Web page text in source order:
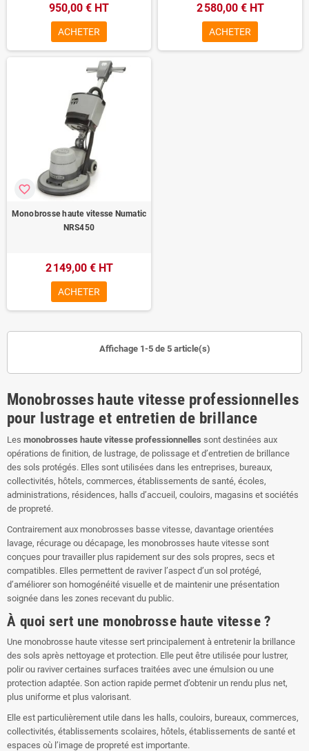
950,00 € HT
ACHETER
2 580,00 € HT
ACHETER
Monobrosse haute vitesse Numatic
NRS450
favorite_border
2 149,00 € HT
ACHETER
Affichage 1-5 de 5 article(s)
Monobrosses haute vitesse professionnelles
pour lustrage et entretien de brillance
Les monobrosses haute vitesse professionnelles sont destinées aux
opérations de finition, de lustrage, de polissage et d’entretien de brillance
des sols protégés. Elles sont utilisées dans les entreprises, bureaux,
collectivités, hôtels, commerces, établissements de santé, écoles,
administrations, résidences, halls d’accueil, couloirs, magasins et sociétés
de propreté.
Contrairement aux monobrosses basse vitesse, davantage orientées
lavage, récurage ou décapage, les monobrosses haute vitesse sont
conçues pour travailler plus rapidement sur des sols propres, secs et
compatibles. Elles permettent de raviver l’aspect d’un sol protégé,
d’améliorer son homogénéité visuelle et de maintenir une présentation
soignée dans les zones recevant du public.
À quoi sert une monobrosse haute vitesse ?
Une monobrosse haute vitesse sert principalement à entretenir la brillance
des sols après nettoyage et protection. Elle peut être utilisée pour lustrer,
polir ou raviver certaines surfaces traitées avec une émulsion ou une
protection adaptée. Son action rapide permet d’obtenir un rendu plus net,
plus uniforme et plus valorisant.
Elle est particulièrement utile dans les halls, couloirs, bureaux, commerces,
collectivités, établissements scolaires, hôtels, établissements de santé et
espaces où l’image de propreté est importante.